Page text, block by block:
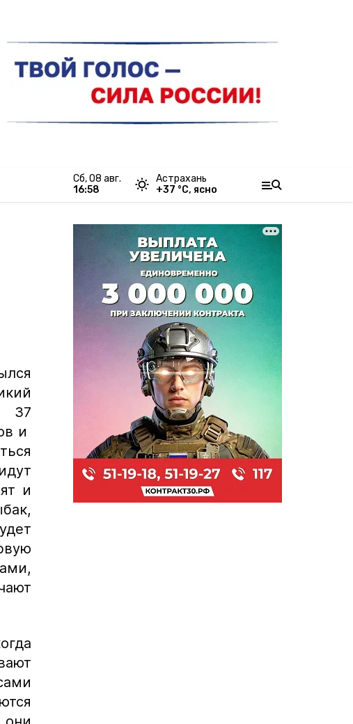
сб, 08 авг.
16:58
Астрахань
+37 °С, ясно
37
и
и